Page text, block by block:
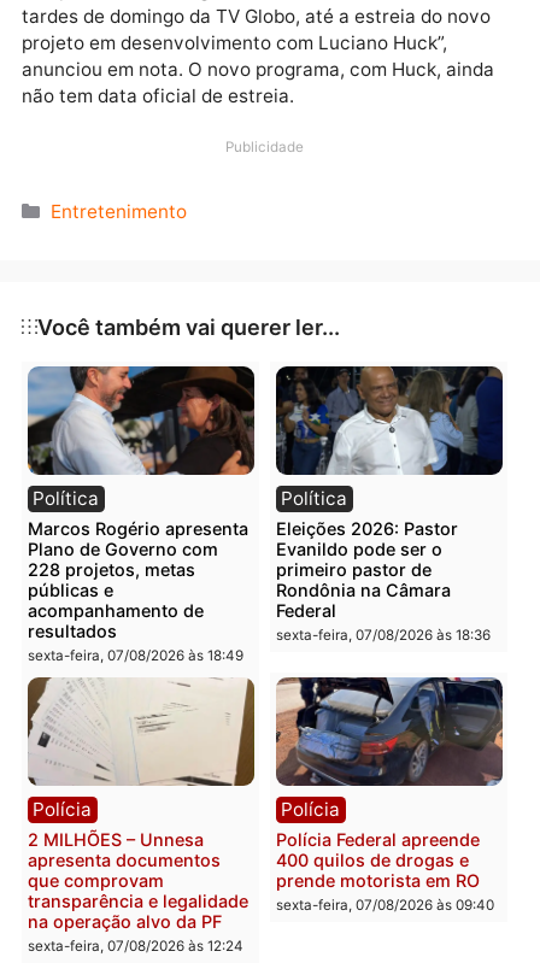
para acontecer até o final deste ano, antes de ele se
transferir para a Band. Em comunicado, a emissora
afirmou que as partes decidiram juntas pelo distrato
antecipado “por razões estratégicas e internas”.
projeto em desenvolvimento com Luciano Huck”,
Publicidade
Categorias
Entretenimento
Você também vai querer ler...
Política
Marcos Rogério apresenta
Plano de Governo com
228 projetos, metas
públicas e
acompanhamento de
resultados
sexta-feira, 07/08/2026 às 18:49
Política
Eleições 2026: Pastor
Evanildo pode ser o
primeiro pastor de
Rondônia na Câmara
Federal
sexta-feira, 07/08/2026 às